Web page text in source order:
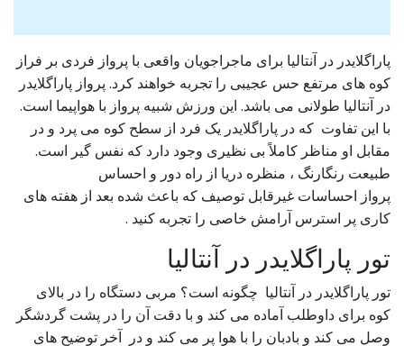
پاراگلایدر در آنتالیا برای ماجراجویان واقعی با پرواز فردی بر فراز
کوه های مرتفع حس عجیبی را تجربه خواهند کرد. پرواز پاراگلایدر
در آنتالیا طولانی می باشد. این ورزش شبیه پرواز با هواپیما است.
با این تفاوت که در پاراگلایدر یک فرد از سطح کوه می پرد و در
مقابل او مناظر کاملاً بی نظیری وجود دارد که نفس گیر است.
طبیعت رنگارنگ ، منظره دریا از راه دور و احساس
پرواز احساسات غیرقابل توصیف که باعث شده بعد از هفته های
کاری پر استرس آرامش خاصی را تجربه کنید .
تور پاراگلایدر در آنتالیا
تور پاراگلایدر در آنتالیا چگونه است؟ مربی دستگاه را در بالای
کوه برای داوطلب آماده می کند و با دقت آن را در پشت گردشگر
وصل می کند و بادبان را با هوا پر می کند و در آخر توضیح های